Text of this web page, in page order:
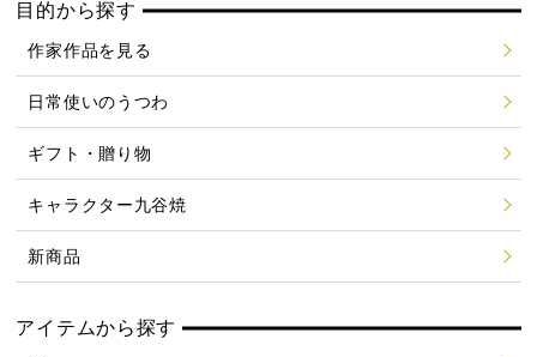
目的から探す
作家作品を見る
日常使いのうつわ
ギフト・贈り物
キャラクター九谷焼
新商品
アイテムから探す